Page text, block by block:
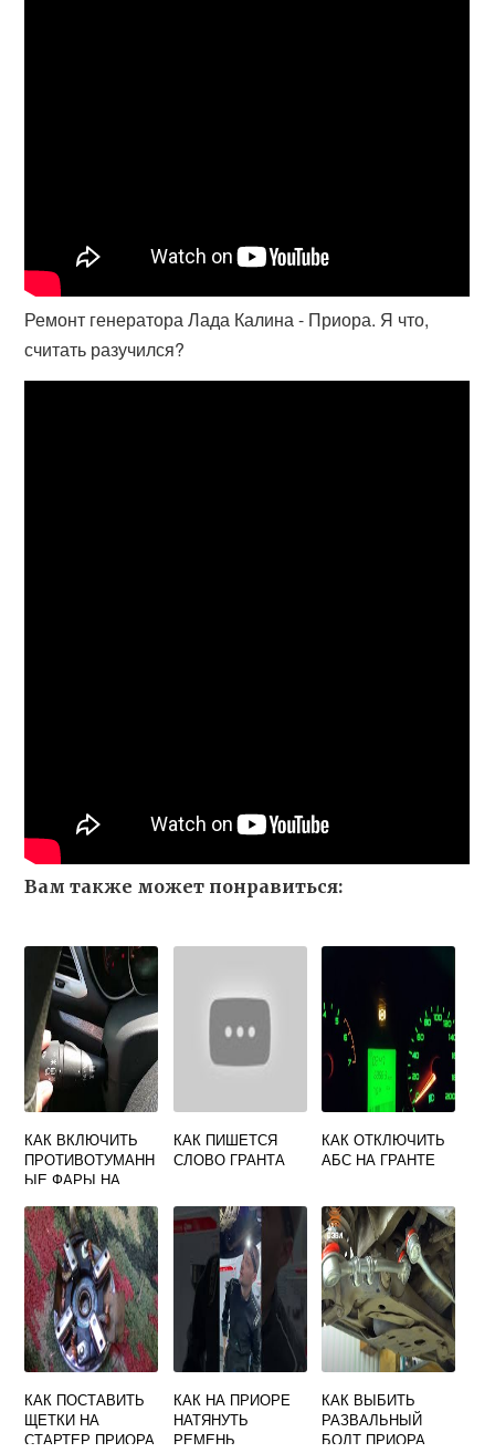
Ремонт генератора Лада Калина - Приора. Я что,
считать разучился?
Вам также может понравиться:
КАК ВКЛЮЧИТЬ
ПРОТИВОТУМАНН
ЫЕ ФАРЫ НА
КРОСС
КАК ПИШЕТСЯ
СЛОВО ГРАНТА
КАК ОТКЛЮЧИТЬ
АБС НА ГРАНТЕ
КАК ПОСТАВИТЬ
ЩЕТКИ НА
СТАРТЕР ПРИОРА
КАК НА ПРИОРЕ
НАТЯНУТЬ
РЕМЕНЬ
КАК ВЫБИТЬ
РАЗВАЛЬНЫЙ
БОЛТ ПРИОРА